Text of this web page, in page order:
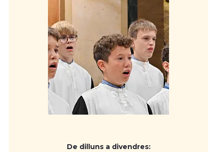
De dilluns a divendres: